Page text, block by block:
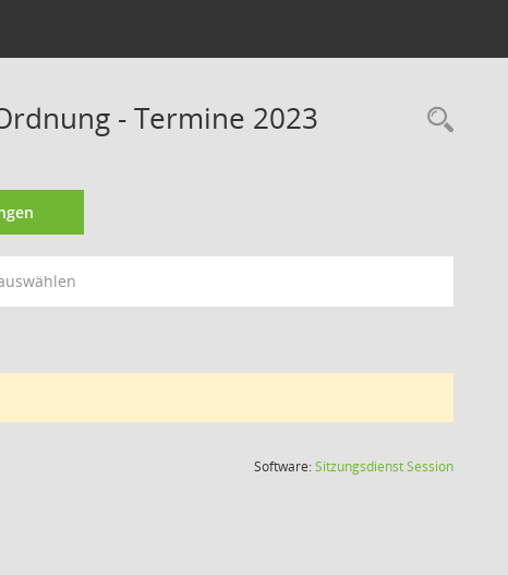
- Termine 2023
Software:SitzungsdienstSession(Wird in